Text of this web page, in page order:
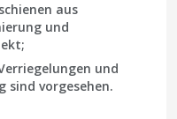
aus
und
und
sind vorgesehen.